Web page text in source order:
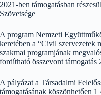
2021-ben támogatásban
Szövetsége
A program Nemzeti
keretében a “Civil szervezetek
szakmai programjának
fordítható összevont
A pályázat a Társadalmi
támogatásának köszönhetően